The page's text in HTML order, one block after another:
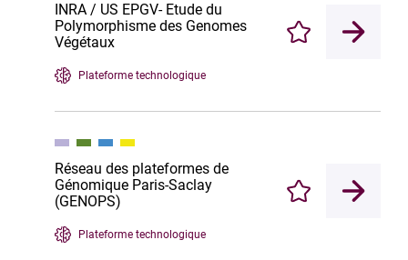
INRA / US EPGV- Etude du
Polymorphisme des Genomes
Végétaux
Plateforme technologique
Enregistrer
Réseau des plateformes de
Génomique Paris-Saclay
(GENOPS)
Plateforme technologique
Enregistrer